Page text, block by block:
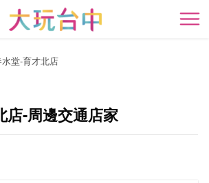
開
堂-育才北店
店-周邊交通店家